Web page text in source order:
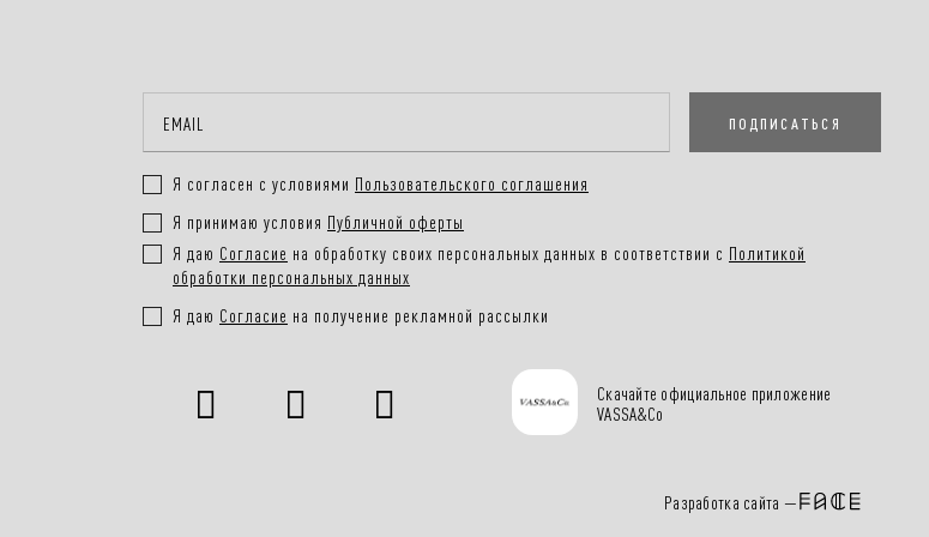
ПОДПИСАТЬСЯ
Я согласен с условиями Пользовательского соглашения
Я принимаю условия Публичной оферты
Я даю Согласие на обработку своих персональных данных в соответствии с Политикой
обработки персональных данных
Я даю Согласие на получение рекламной рассылки
Скачайте официальное приложение
VASSA&Co
Разработка сайта —